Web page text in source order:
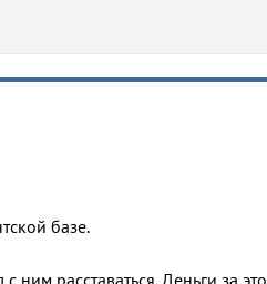
базе.
расставаться. Деньги за это